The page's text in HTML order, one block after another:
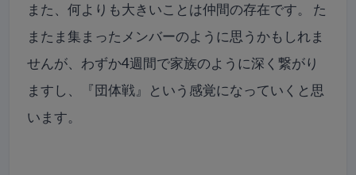
また、何よりも大きいことは仲間の存在です。 た
またま集まったメンバーのように思うかもしれま
せんが、わずか4週間で家族のように深く繋がり
ますし、『団体戦』という感覚になっていくと思
います。